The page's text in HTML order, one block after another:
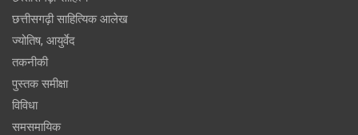
छत्तीसगढ़ी साहित्यिक आलेख
ज्योतिष, आयुर्वेद
तकनीकी
पुस्‍तक समीक्षा
विविधा
समसमायिक